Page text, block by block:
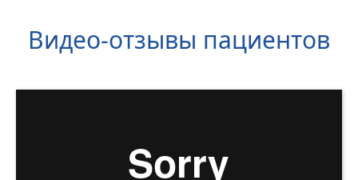
Видео-отзывы пациентов